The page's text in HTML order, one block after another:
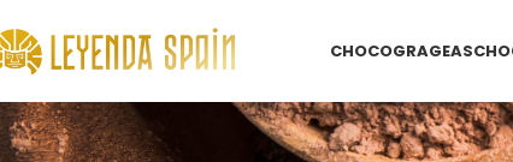
CHOCOGRAGEAS